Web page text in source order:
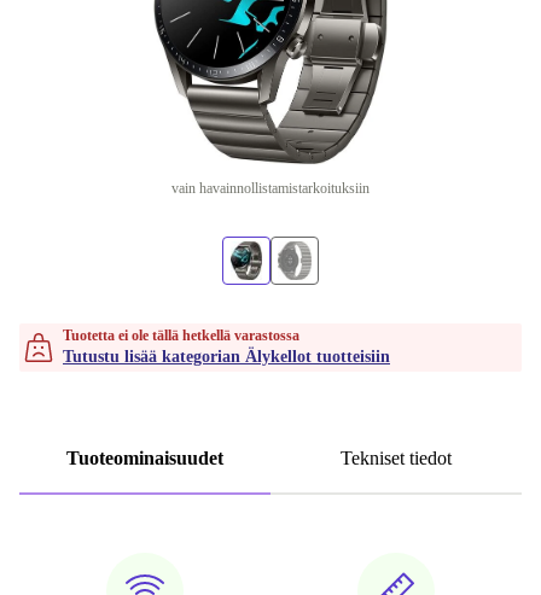
vain havainnollistamistarkoituksiin
Tuotetta ei ole tällä hetkellä varastossa
Tutustu lisää kategorian Älykellot tuotteisiin
Tuoteominaisuudet Tekniset tiedot